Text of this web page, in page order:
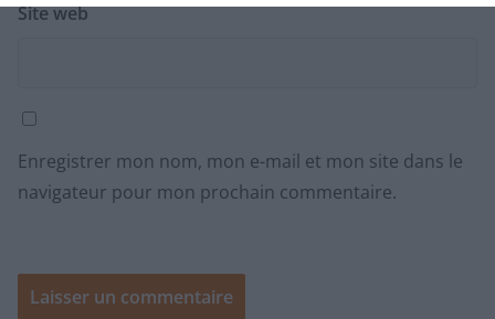
Site web
Enregistrer mon nom, mon e-mail et mon site dans le
navigateur pour mon prochain commentaire.